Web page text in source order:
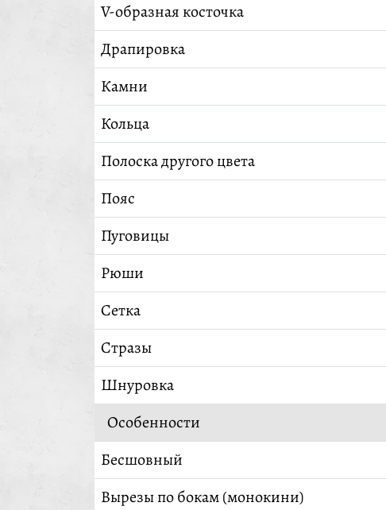
V-образная косточка
Драпировка
Камни
Кольца
Полоска другого цвета
Пояс
Пуговицы
Рюши
Сетка
Стразы
Шнуровка
Особенности
Бесшовный
Вырезы по бокам (монокини)